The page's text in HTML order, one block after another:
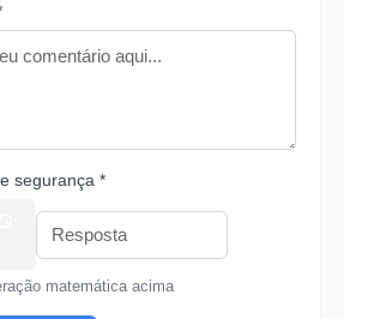
segurança *
matemática acima